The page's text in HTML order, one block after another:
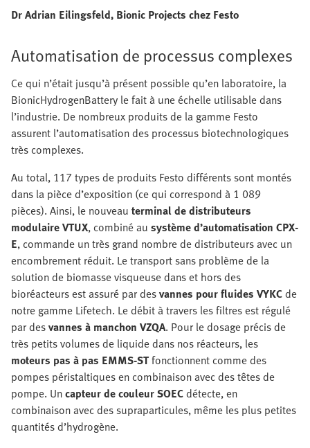
Dr Adrian Eilingsfeld, Bionic Projects chez Festo
Automatisation de processus complexes
Ce qui n’était jusqu’à présent possible qu’en laboratoire, la
BionicHydrogenBattery le fait à une échelle utilisable dans
l’industrie. De nombreux produits de la gamme Festo
assurent l’automatisation des processus biotechnologiques
très complexes.
Au total, 117 types de produits Festo différents sont montés
dans la pièce d’exposition (ce qui correspond à 1 089
pièces). Ainsi, le nouveau terminal de distributeurs
modulaire VTUX, combiné au système d’automatisation CPX-
E, commande un très grand nombre de distributeurs avec un
encombrement réduit. Le transport sans problème de la
solution de biomasse visqueuse dans et hors des
bioréacteurs est assuré par desvannes pour fluides VYKCde
notre gamme Lifetech. Le débit à travers les filtres est régulé
par desvannes à manchon VZQA. Pour le dosage précis de
très petits volumes de liquide dans nos réacteurs, les
moteurs pas à pas EMMS-STfonctionnent comme des
pompes péristaltiques en combinaison avec des têtes de
pompe. Uncapteur de couleur SOECdétecte, en
combinaison avec des supraparticules, même les plus petites
quantités d’hydrogène.